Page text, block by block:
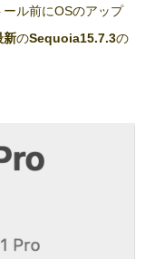
ル前にOSのアップ
新のSequoia15.7.3の